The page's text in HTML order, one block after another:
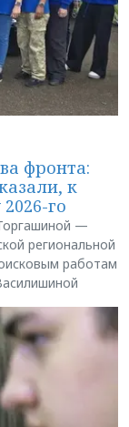
фронта:
к
го
—
региональной
работам